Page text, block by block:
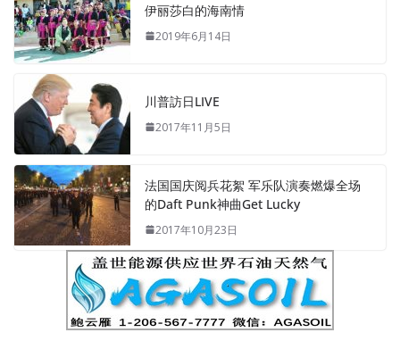
伊丽莎白的海南情
2019年6月14日
川普訪日LIVE
2017年11月5日
法国国庆阅兵花絮 军乐队演奏燃爆全场
的Daft Punk神曲Get Lucky
2017年10月23日